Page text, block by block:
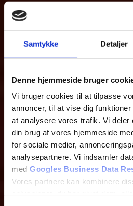
Samtykke Detaljer
Denne hjemmeside bruger
Vi bruger cookies til at tilpasse
annoncer, til at vise dig
at analysere vores trafik. Vi deler
din brug af vores hjemmeside
for sociale medier,
analysepartnere. Vi indsamler
med Googles Business Data
Vores partnere kan kombinere